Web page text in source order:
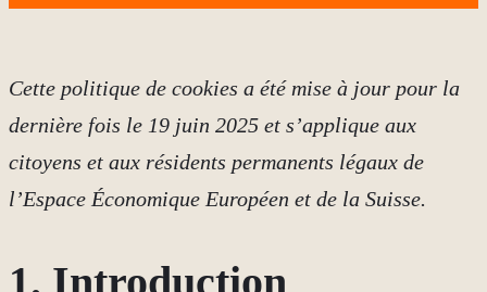
Cette politique de cookies a été mise à jour pour la
dernière fois le 19 juin 2025 et s’applique aux
citoyens et aux résidents permanents légaux de
l’Espace Économique Européen et de la Suisse.
1. Introduction